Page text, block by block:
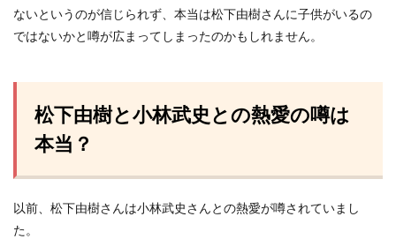
ないというのが信じられず、本当は松下由樹さんに子供がいるの
ではないかと噂が広まってしまったのかもしれません。
松下由樹と小林武史との熱愛の噂は
本当？
以前、松下由樹さんは小林武史さんとの熱愛が噂されていまし
た。